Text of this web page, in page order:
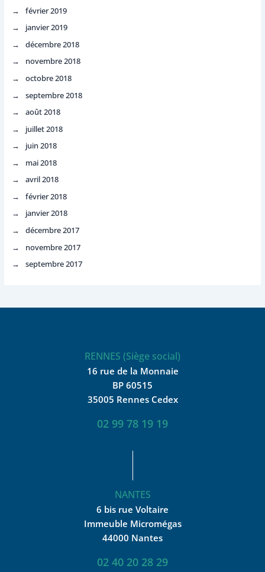
février 2019
janvier 2019
décembre 2018
novembre 2018
octobre 2018
septembre 2018
août 2018
juillet 2018
juin 2018
mai 2018
avril 2018
février 2018
janvier 2018
décembre 2017
novembre 2017
septembre 2017
RENNES (Siège social)
16 rue de la Monnaie
BP 60515
35005 Rennes Cedex
02 99 78 19 19
NANTES
6 bis rue Voltaire
Immeuble Micromégas
44000 Nantes
02 40 20 28 29